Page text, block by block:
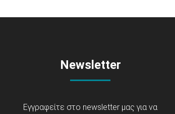
Newsletter
Εγγραφείτε στο newsletter μας για να